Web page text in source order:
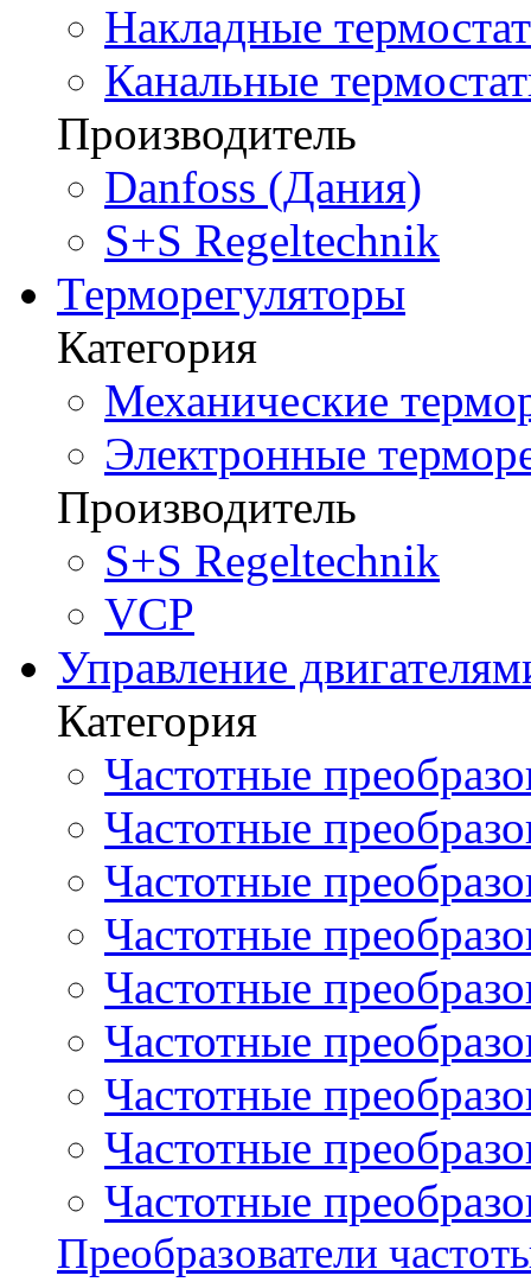
Накладные
Канальные
Производитель
Danfoss (Дания)
S+S Regeltechnik
Терморегуляторы
Категория
Механические
Электронные
Производитель
S+S Regeltechnik
VCP
Управление
Категория
Частотные
Частотные
Частотные
Частотные
Частотные
Частотные
Частотные
Частотные
Частотные
Преобразователи